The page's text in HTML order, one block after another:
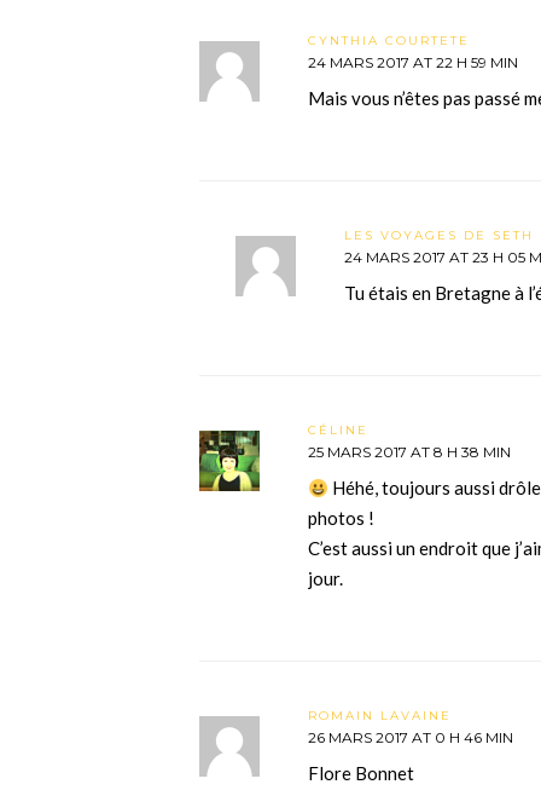
CYNTHIA COURTETE
24 MARS 2017 AT 22 H 59 MIN
Mais vous n’êtes pas passé
LES VOYAGES DE SETH
24 MARS 2017 AT 23 H 05
Tu étais en Bretagne à
CÉLINE
25 MARS 2017 AT 8 H 38 MIN
Héhé, toujours aussi
photos !
C’est aussi un endroit que
jour.
ROMAIN LAVAINE
26 MARS 2017 AT 0 H 46 MIN
Flore Bonnet